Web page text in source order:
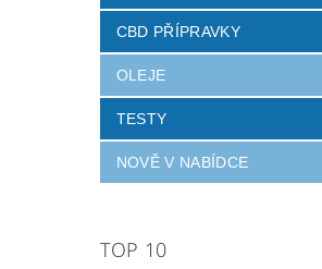
CBD PŘÍPRAVKY
OLEJE
TESTY
NOVĚ V NABÍDCE
TOP 10